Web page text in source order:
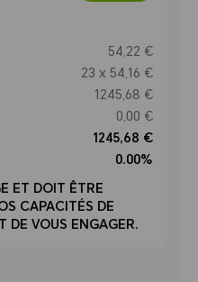
54,22 €
23 x 54,16 €
1245,68 €
0,00 €
1245,68 €
0.00%
ET DOIT ÊTRE
CAPACITÉS DE
DE VOUS ENGAGER.